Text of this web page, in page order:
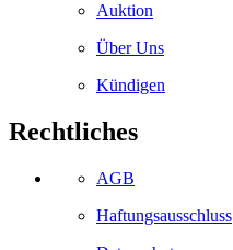
Auktion
Über Uns
Kündigen
Rechtliches
AGB
Haftungsausschluss